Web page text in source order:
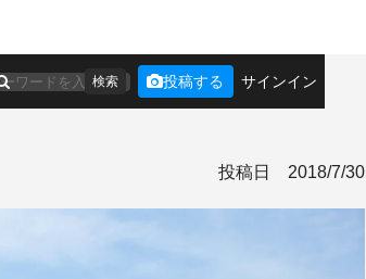
検索 投稿する サインイン
投稿日 2018/7/30